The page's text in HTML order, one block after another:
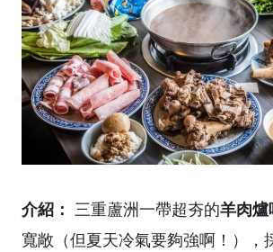
介紹： 三重蘆洲一帶超夯的羊肉
寬敞（但夏天冷氣要夠強啊！），